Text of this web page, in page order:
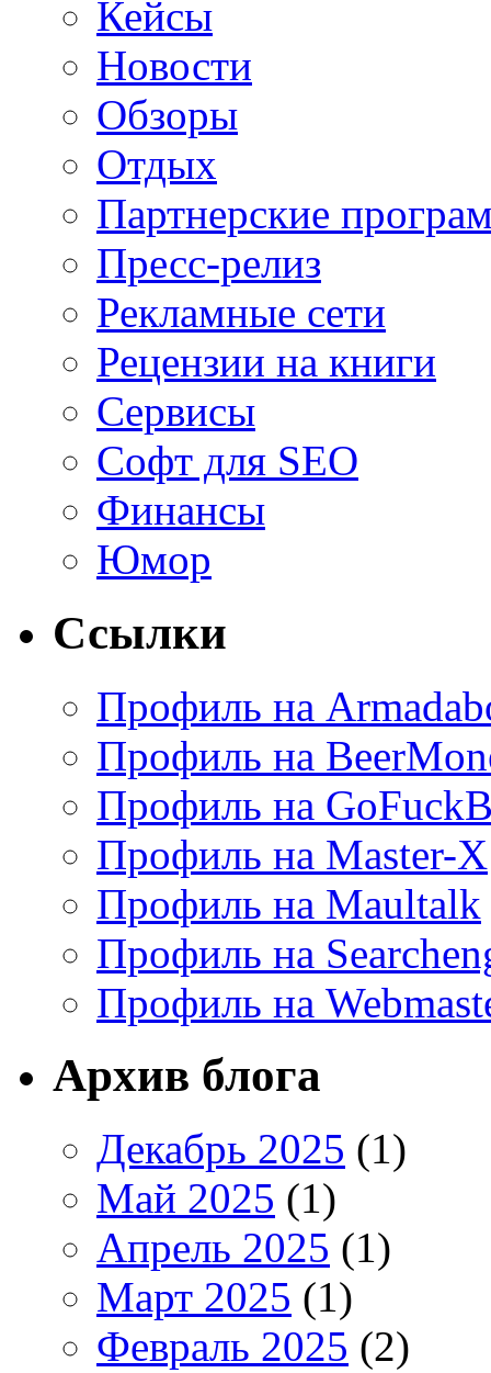
Кейсы
Новости
Обзоры
Отдых
Партнерские
Пресс-релиз
Рекламные сети
Рецензии на книги
Сервисы
Софт для SEO
Финансы
Юмор
Ссылки
Профиль на
Профиль на
Профиль на
Профиль на Master-X
Профиль на Maultalk
Профиль на
Профиль на
Архив блога
Декабрь 2025 (1)
Май 2025 (1)
Апрель 2025 (1)
Март 2025 (1)
Февраль 2025 (2)